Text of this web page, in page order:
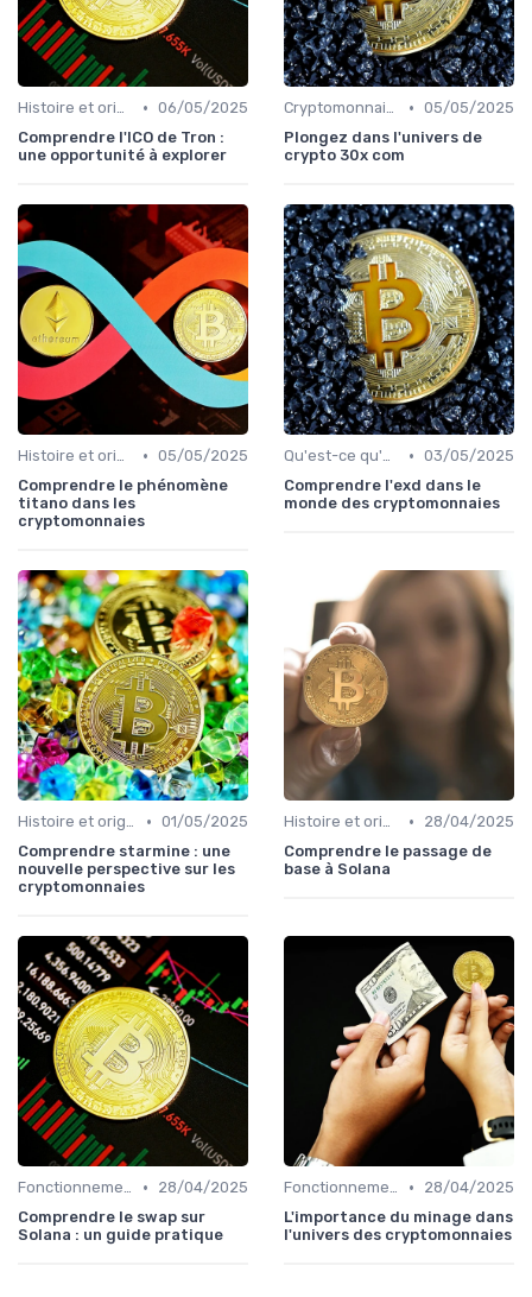
Histoire et origines des cryptomonnaies • 06/05/2025
Comprendre l'ICO de Tron :
une opportunité à explorer
Cryptomonnaies populaires • 05/05/2025
Plongez dans l'univers de
crypto 30x com
Histoire et origines des cryptomonnaies • 05/05/2025
Comprendre le phénomène
titano dans les
cryptomonnaies
Qu'est-ce qu'une cryptomonnaie? • 03/05/2025
Comprendre l'exd dans le
monde des cryptomonnaies
Histoire et origines des cryptomonnaies • 01/05/2025
Comprendre starmine : une
nouvelle perspective sur les
cryptomonnaies
Histoire et origines des cryptomonnaies •
28/04/2025
Comprendre le passage de
base à Solana
Fonctionnement des cryptomonnaies •
28/04/2025
Comprendre le swap sur
Solana : un guide pratique
Fonctionnement des cryptomonnaies •
28/04/2025
L'importance du minage dans
l'univers des cryptomonnaies